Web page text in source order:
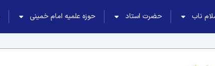
ناب حضرت استاد حوزه علمیه امام خمینی